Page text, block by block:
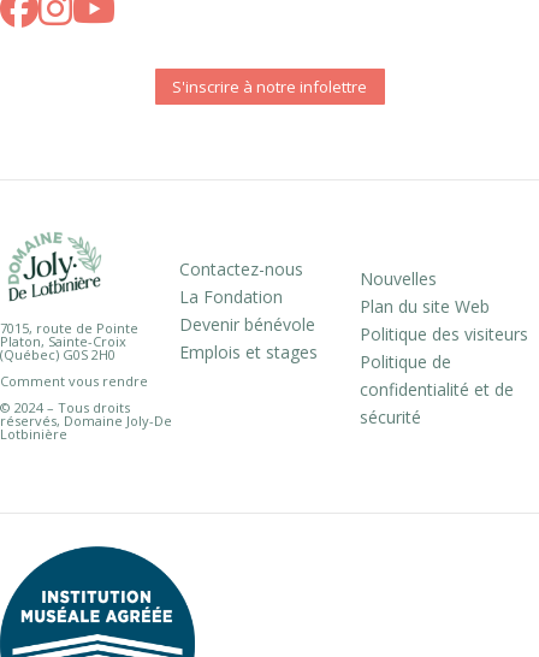
S'inscrire à notre infolettre
7015, route de Pointe
Platon, Sainte-Croix
(Québec) G0S 2H0
Comment vous rendre
© 2024 – Tous droits
réservés, Domaine Joly-De
Lotbinière
Contactez-nous
La Fondation
Devenir bénévole
Emplois et stages
Nouvelles
Plan du site Web
Politique des visiteurs
Politique de
confidentialité et de
sécurité